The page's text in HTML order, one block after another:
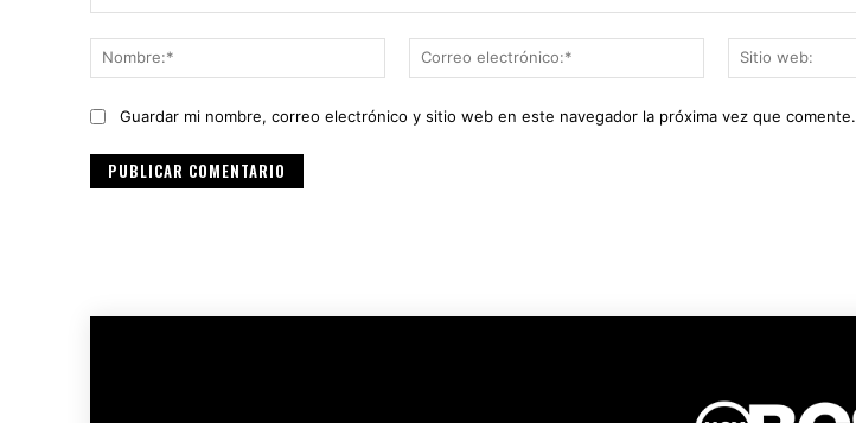
Nombre:*
Correo
electrónico:*
Guardar mi nombre, correo electrónico y sitio web en este navegador la próxima vez que comente.